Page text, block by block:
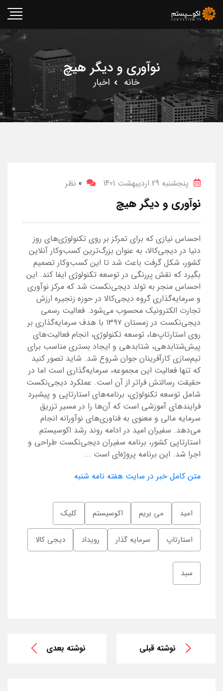
نوآوری و دیگر هیچ
خانه اخبار
پنجشنبه 29 اردیبهشت 1401 0 نظر
نوآوری و دیگر هیچ
احساس نیازی که برای تمرکز بر روی تکنولوژی‌های روز
دنیا در دیجی‌کالا، به عنوان بزرگ‌ترین کسب‌وکار آنلاین
کشور، شکل گرفت باعث شد تا این کسب‌وکار تصمیم
بگیرد که نقش پررنگی در توسعه تکنولوژی ایفا کند. این
احساس منجر به تولد دیجی‌نکست شد که مرکز نوآوری
و سرمایه‌گذاری گروه دیجی‌کالا در حوزه زنجیره ارزش
تجارت الکترونیک محسوب می‌شود. فعالیت رسمی
دیجی‌نکست در زمستان ۱۳۹۷ با هدف سرمایه‌گذاری بر
روی استارتاپ‌ها، توسعه تکنولوژی، انجام فعالیت‌های
پیش‌شتابدهی، شتابدهی و ایجاد بستری مناسب برای
تیم‌سازی کارآفرینان جوان شروع شد. شاید تصور کنید
که تنها فعالیت این مجموعه، سرمایه‌گذاری است اما در
حقیقت رسالتش فراتر از آن است. عملکرد دیجی‌نکست
شامل توسعه تکنولوژی، برنامه‌های استارتاپی و پیشبرد
فرایندهای آموزشی است که آن‌ها را در مسیر تزریق
سرمایه مالی و معنوی به فناوری‌های نوآورانه انجام
می‌دهد. سفیران امید در ادامه روند رشد اکوسیستم
استارتاپی کشور، برنامه سفیران دیجی‌نکست طراحی و
اجرا شد. این برنامه پروژه‌ای است ...
متن کامل خبر در سایت هفته نامه شنبه
امید می بریم اکوسیستم کلیک
استارتاپ سرمایه گذار رویداد دیجی کالا
سبد
نوشته قبلی نوشته بعدی